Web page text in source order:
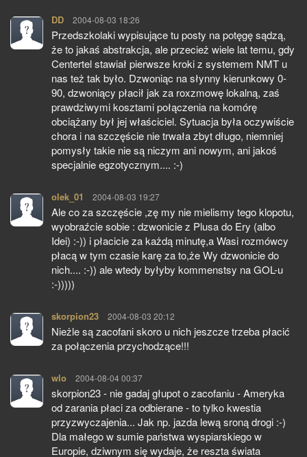
DD pisze:
2004-08-03 18:26
Przedszkolaki wypisujące tu posty na potęgę sądzą,
że to jakaś abstrakcja, ale przecież wiele lat temu, gdy
Centertel stawiał pierwsze kroki z systemem NMT u
nas też tak było. Dzwoniąc na słynny kierunkowy 0-
90, dzwoniący płacił jak za roxzmowę lokalną, zaś
prawdziwymi kosztami połączenia na komórę
obciążany był jej właściciel. Sytuacja była oczywiście
chora i na szczęście nie trwała zbyt długo, niemniej
pomysły takie nie są niczym ani nowym, ani jakoś
specjalnie egzotycznym.... :-)
olek_01 pisze:
2004-08-03 19:27
Ale co za szczęście ,zę my nie mielismy tego klopotu,
wyobraźcie sobie : dzwonicie z Plusa do Ery (albo
Idei) :-)) i płacicie za każdą minutę,a Wasi rozmówcy
płacą w tym czasie karę za to,że Wy dzwonicie do
nich.... :-)) ale wtedy byłyby kommenstsy na GOL-u
:-)))))
skorpion23 pisze:
2004-08-03 20:12
Nieżle są zacofani skoro u nich jeszcze trzeba płacić
za połączenia przychodzące!!!
wlo pisze:
2004-08-04 00:37
skorpion23 - nie gadaj głupot o zacofaniu - Ameryka
od zarania płaci za odbierane - to tylko kwestia
przyzwyczajenia... Jak np. jazda lewą sroną drogi :-)
Dla małego w sumie państwa wyspiarskiego w
Europie, dziwnym się wydaje, że reszta świata